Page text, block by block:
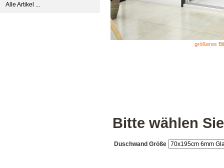
Alle Artikel ...
größeres
Bitte wählen
Duschwand Größe